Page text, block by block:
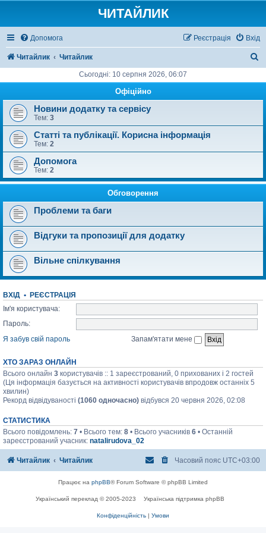
ЧИТАЙЛИК
Допомога Вхід
Реєстрація
Читайлик Читайлик
у
Сьогодні: 10 серпня 2026, 06:07
Офіційно
Новини додатку та сервісу
Тем: 3
Статті та публікації. Корисна інформація
Тем: 2
Допомога
Тем: 2
Обговорення
Проблеми та баги
Відгуки та пропозиції для додатку
Вільне спілкування
ВХІД • РЕЄСТРАЦІЯ
Ім'я користувача:
Пароль:
Я забув свій пароль
Запам'ятати мене
ХТО ЗАРАЗ ОНЛАЙН
Всього онлайн 3 користувачів :: 1 зареєстрований, 0 прихованих і 2 гостей
(Ця інформація базується на активності користувачів впродовж останніх 5
хвилин)
Рекорд відвідуваності (1060 одночасно) відбувся 20 червня 2026, 02:08
СТАТИСТИКА
Всього повідомлень: 7 • Всього тем: 8 • Всього учасників 6 • Останній
зареєстрований учасник: natalirudova_02
Читайлик Читайлик Часовий пояс UTC+03:00
Працює на phpBB® Forum Software © phpBB Limited
Український переклад © 2005-2023 Українська підтримка phpBB
Конфіденційність | Умови